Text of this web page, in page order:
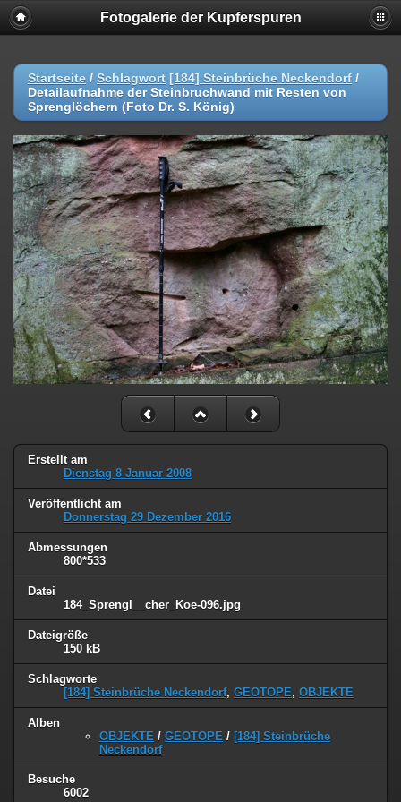
Fotogalerie der Kupferspuren
Startseite / Schlagwort [184] Steinbrüche Neckendorf /
Detailaufnahme der Steinbruchwand mit Resten von
Sprenglöchern (Foto Dr. S. König)
Erstellt am
Dienstag 8 Januar 2008
Veröffentlicht am
Donnerstag 29 Dezember 2016
Abmessungen
800*533
Datei
184_Sprengl__cher_Koe-096.jpg
Dateigröße
150 kB
Schlagworte
[184] Steinbrüche Neckendorf, GEOTOPE, OBJEKTE
Alben
OBJEKTE / GEOTOPE / [184] Steinbrüche
Neckendorf
Besuche
6002